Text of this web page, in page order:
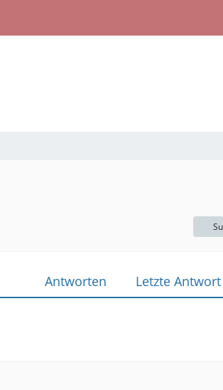
Antworten
Letzte Antwort